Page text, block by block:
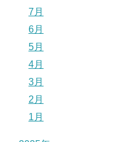
7月
6月
5月
4月
3月
2月
1月